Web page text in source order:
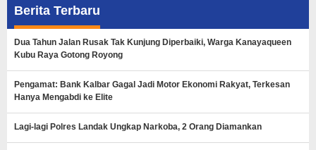
Berita Terbaru
Dua Tahun Jalan Rusak Tak Kunjung Diperbaiki, Warga Kanayaqueen
Kubu Raya Gotong Royong
Pengamat: Bank Kalbar Gagal Jadi Motor Ekonomi Rakyat, Terkesan
Hanya Mengabdi ke Elite
Lagi-lagi Polres Landak Ungkap Narkoba, 2 Orang Diamankan